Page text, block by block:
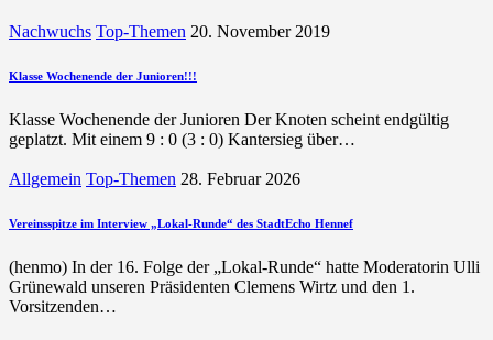
Nachwuchs Top-Themen 20. November 2019
Klasse Wochenende der Junioren!!!
Klasse Wochenende der Junioren Der Knoten scheint endgültig
geplatzt. Mit einem 9 : 0 (3 : 0) Kantersieg über…
Allgemein Top-Themen 28. Februar 2026
Vereinsspitze im Interview „Lokal-Runde“ des StadtEcho Hennef
(henmo) In der 16. Folge der „Lokal-Runde“ hatte Moderatorin Ulli
Grünewald unseren Präsidenten Clemens Wirtz und den 1.
Vorsitzenden…